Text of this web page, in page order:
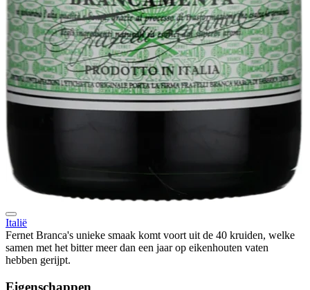
Italië
Fernet Branca's unieke smaak komt voort uit de 40 kruiden, welke
samen met het bitter meer dan een jaar op eikenhouten vaten
hebben gerijpt.
Eigenschappen